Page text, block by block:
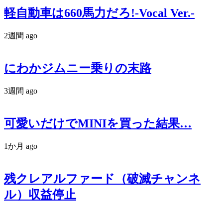
軽自動車は660馬力だろ!-Vocal Ver.-
2週間 ago
にわかジムニー乗りの末路
3週間 ago
可愛いだけでMINIを買った結果…
1か月 ago
残クレアルファード（破滅チャンネ
ル）収益停止